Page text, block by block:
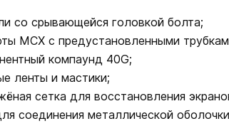
со срывающейся головкой болта;
МСХ с предустановленными
компаунд 40G;
ленты и мастики;
сетка для восстановления
соединения металлической